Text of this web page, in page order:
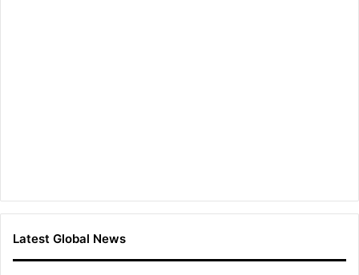
Latest Global News